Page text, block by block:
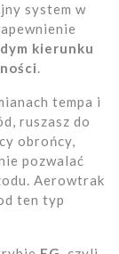
system w
kierunku
.
tempa i
ruszasz do
obrońcy,
pozwalać
Aerowtrak
ten typ